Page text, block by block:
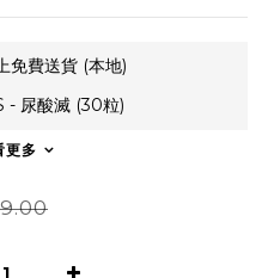
免費送貨 (本地)
尿酸滅 (30粒)
更多